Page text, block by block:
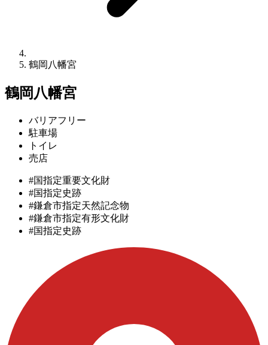
鶴岡八幡宮
鶴岡八幡宮
バリアフリー
駐車場
トイレ
売店
#国指定重要文化財
#国指定史跡
#鎌倉市指定天然記念物
#鎌倉市指定有形文化財
#国指定史跡